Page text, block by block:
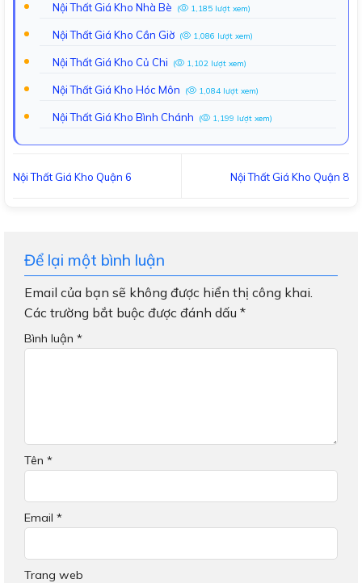
Nội Thất Giá Kho Nhà Bè ( 1,185 lượt xem)
Nội Thất Giá Kho Cần Giờ ( 1,086 lượt xem)
Nội Thất Giá Kho Củ Chi ( 1,102 lượt xem)
Nội Thất Giá Kho Hóc Môn ( 1,084 lượt xem)
Nội Thất Giá Kho Bình Chánh ( 1,199 lượt xem)
Nội Thất Giá Kho Quận 6 Nội Thất Giá Kho Quận 8
Để lại một bình luận
Email của bạn sẽ không được hiển thị công khai.
Các trường bắt buộc được đánh dấu *
Bình luận *
Tên *
Email *
Trang web